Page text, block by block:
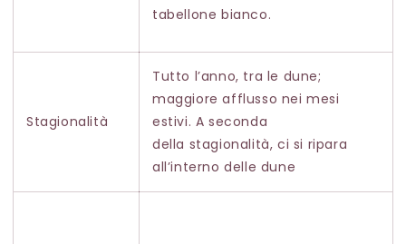
tabellone bianco.
Stagionalità
Tutto l’anno, tra le dune;
maggiore afflusso nei mesi
estivi. A seconda
della stagionalità, ci si ripara
all’interno delle dune